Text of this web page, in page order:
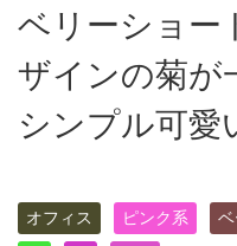
ベリーショー
ザインの菊が
シンプル可愛
オフィス ピンク系